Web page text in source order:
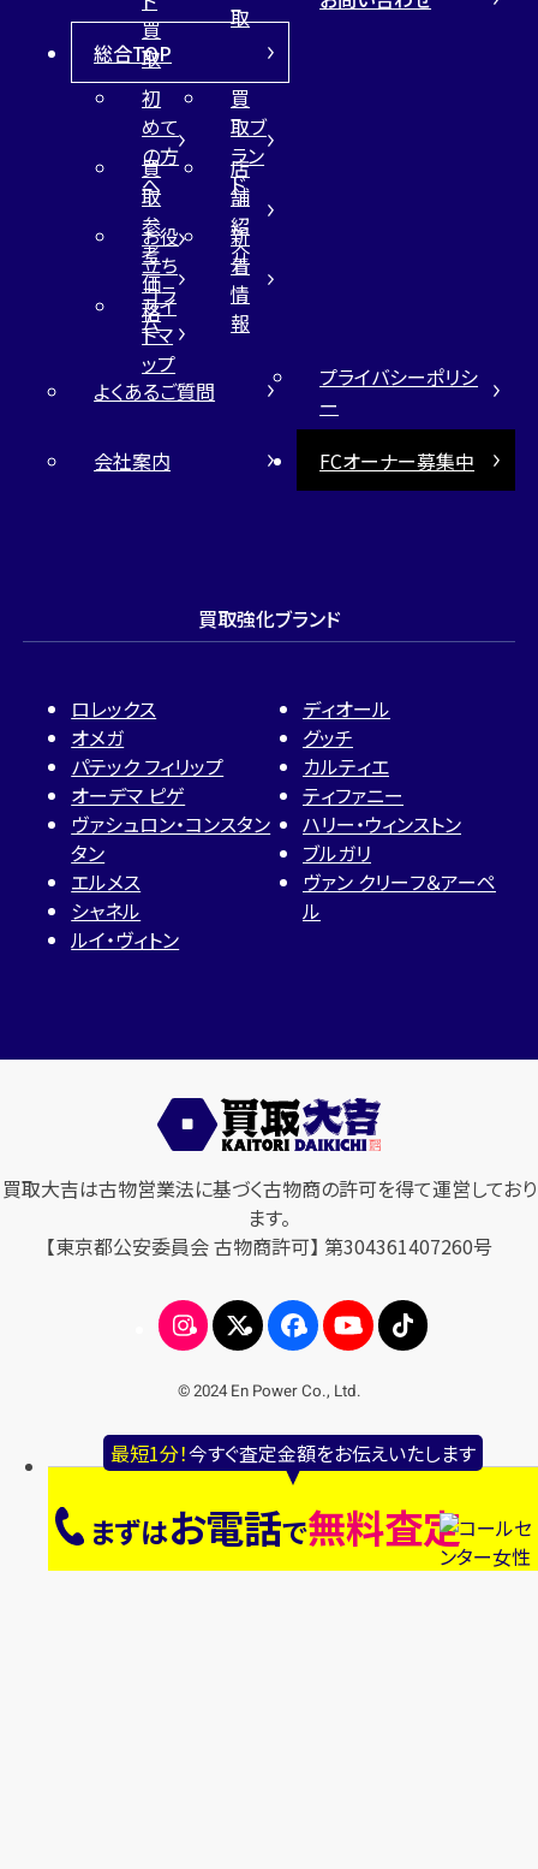
最短1分！今すぐ査定金額をお伝えいたします
まずはお電話で無料査定
取
買
取
総合TOP
初
めて
の方
へ
買
取ブ
ラン
ド
買
取
参
考
価
格
店
舗
紹
介
お役
立ち
コラ
ム
新
着
情
報
サイ
トマ
ップ
よくあるご質問
プライバシーポリシ
ー
会社案内
FCオーナー募集中
買取強化ブランド
ロレックス
オメガ
パテック フィリップ
オーデマ ピゲ
ヴァシュロン・コンスタン
タン
エルメス
シャネル
ルイ・ヴィトン
ディオール
グッチ
カルティエ
ティファニー
ハリー・ウィンストン
ブルガリ
ヴァン クリーフ＆アーペ
ル
買取大吉は古物営業法に基づく古物商の許可を得て運営しており
ます。
【東京都公安委員会 古物商許可】 第304361407260号
© 2024 En Power Co., Ltd.